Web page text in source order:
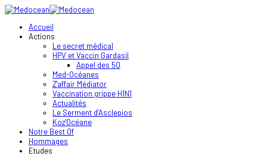
Accueil
Actions
Le secret médical
HPV et Vaccin Gardasil
Appel des 50
Med-Océanes
Z'affair Médiator
Vaccination grippe H1N1
Actualités
Le Serment d’Asclepios
Koz'Océane
Notre Best Of
Hommages
Etudes